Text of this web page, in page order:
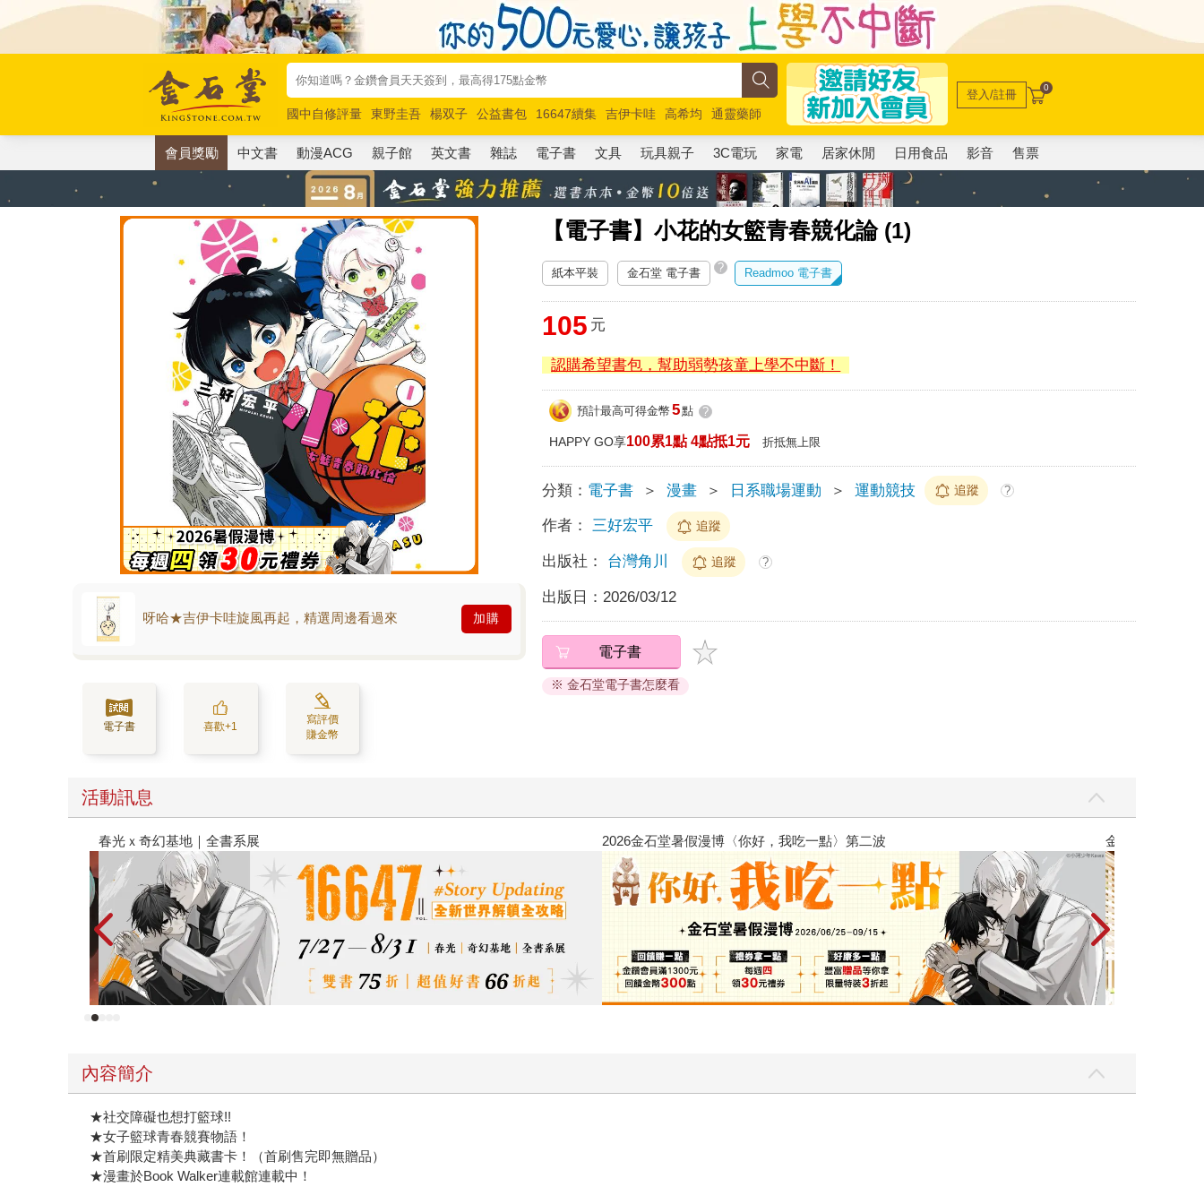
國中自修評量 東野圭吾 楊双子 公益書包 16647續集 吉伊卡哇 高希均
通靈藥師
唯紅花綻放
奧德賽 路邊攤新作 馬斯克 玩具總動員5 超慢跑
登入/註冊 0
會員獎勵 中文書 動漫ACG 親子館 英文書 雜誌 電子書 文具 玩具親子 3C電玩 家電 居家休閒 日用食品 影音 售票
【電子書】小花的女籃青春競化論 (1)
呀哈★吉伊卡哇旋風再起，精選周邊看過來 加購
電子書 喜歡+1
寫評價
賺金幣
紙本平裝 金石堂 電子書 ? Readmoo 電子書
105 元
認購希望書包，幫助弱勢孩童上學不中斷！
預計最高可得金幣 5點 ?
HAPPY GO享100累1點 4點抵1元 折抵無上限
分類： 電子書 ＞ 漫畫 ＞ 日系職場運動 ＞ 運動競技 追蹤 ?
作者： 三好宏平 追蹤
出版社： 台灣角川 追蹤 ?
出版日： 2026/03/12
電子書
※ 金石堂電子書怎麼看
活動訊息
金石堂2026海外優惠：電子書
原本只是跟全校第一美少女商量彼此摯友的戀愛煩惱，不知不覺間她竟成為我最親近
的存在（１）
內容簡介
★社交障礙也想打籃球!!
★女子籃球青春競賽物語！
★首刷限定精美典藏書卡！（首刷售完即無贈品）
★漫畫於Book Walker連載館連載中！